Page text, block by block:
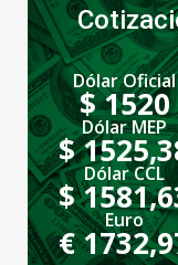
Dólar Oficial
$ 1520
Dólar MEP
$
Dólar CCL
$
Euro
€